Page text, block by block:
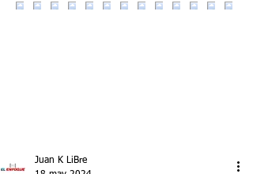
Juan K LiBre